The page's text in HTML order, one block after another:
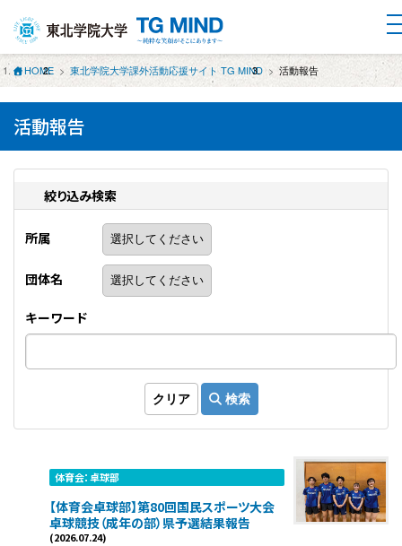
HOME 東北学院大学課外活動応援サイト TG MIND 活動報告
活動報告
絞り込み検索
所属
団体名
キーワード
体育会：卓球部
【体育会卓球部】第80回国民スポーツ大会
卓球競技（成年の部）県予選結果報告
(2026.07.24)